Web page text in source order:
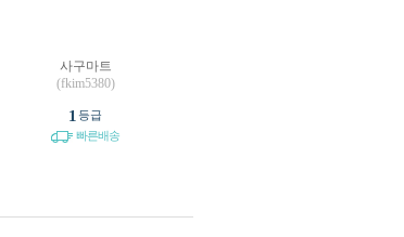
사구마트
(fkim5380)
1 등급
빠른배송